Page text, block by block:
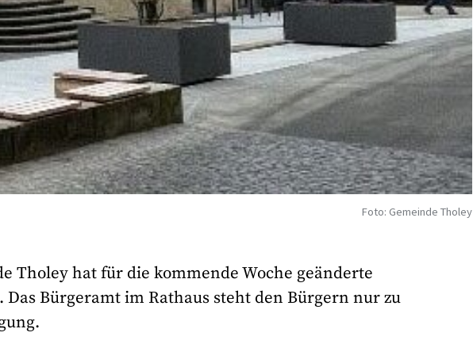
Foto: Gemeinde Tholey
Tholey hat für die kommende Woche geänderte
Bürgeramt im Rathaus steht den Bürgern nur zu